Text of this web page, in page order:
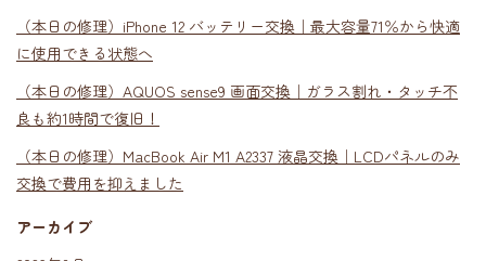
（本日の修理）iPhone 12 バッテリー交換｜最大容量71％から快適
に使用できる状態へ
（本日の修理）AQUOS sense9 画面交換｜ガラス割れ・タッチ不
良も約1時間で復旧！
（本日の修理）MacBook Air M1 A2337 液晶交換｜LCDパネルのみ
交換で費用を抑えました
アーカイブ